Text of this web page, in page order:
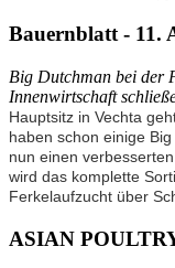
Bauernblatt - 11.
Big Dutchman bei der
Innenwirtschaft
Hauptsitz in Vechta
haben schon einige
nun einen
wird das komplette
Ferkelaufzucht über
ASIAN